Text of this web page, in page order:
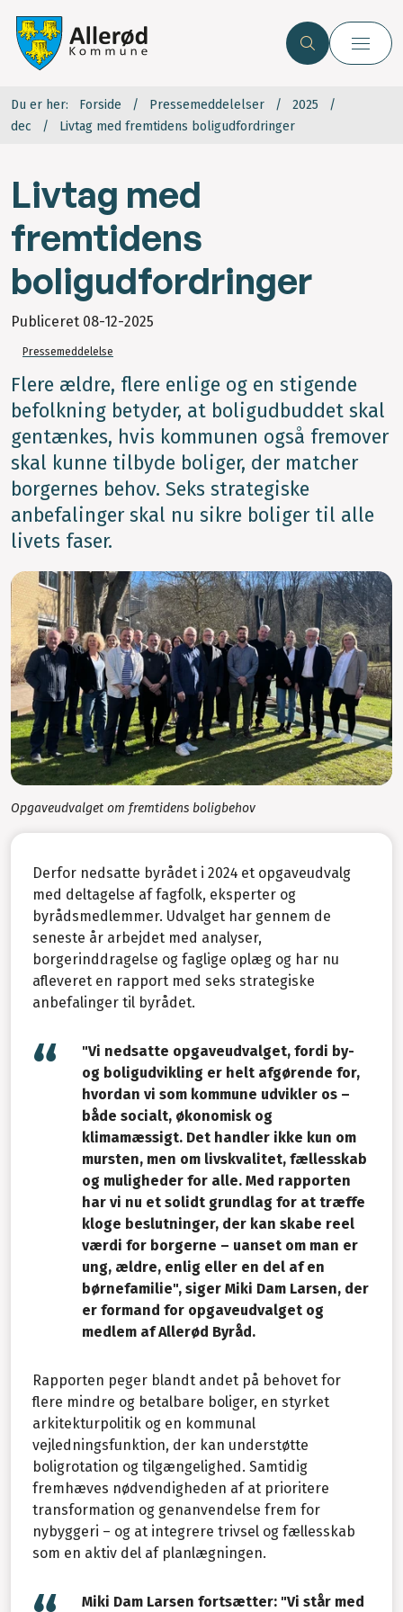
Du er her: Forside Pressemeddelelser
2025
dec
Livtag med fremtidens boligudfordringer
Livtag med
fremtidens
boligudfordringer
Publiceret 08-12-2025
Pressemeddelelse
Flere ældre, flere enlige og en stigende
befolkning betyder, at boligudbuddet skal
gentænkes, hvis kommunen også fremover
skal kunne tilbyde boliger, der matcher
borgernes behov. Seks strategiske
anbefalinger skal nu sikre boliger til alle
livets faser.
Opgaveudvalget om fremtidens boligbehov
Derfor nedsatte byrådet i 2024 et opgaveudvalg
med deltagelse af fagfolk, eksperter og
byrådsmedlemmer. Udvalget har gennem de
seneste år arbejdet med analyser,
borgerinddragelse og faglige oplæg og har nu
afleveret en rapport med seks strategiske
anbefalinger til byrådet.
"Vi nedsatte opgaveudvalget, fordi by-
og boligudvikling er helt afgørende for,
hvordan vi som kommune udvikler os –
både socialt, økonomisk og
klimamæssigt. Det handler ikke kun om
mursten, men om livskvalitet, fællesskab
og muligheder for alle. Med rapporten
har vi nu et solidt grundlag for at træffe
kloge beslutninger, der kan skabe reel
værdi for borgerne – uanset om man er
ung, ældre, enlig eller en del af en
børnefamilie", siger Miki Dam Larsen, der
er formand for opgaveudvalget og
medlem af Allerød Byråd.
Rapporten peger blandt andet på behovet for
flere mindre og betalbare boliger, en styrket
arkitekturpolitik og en kommunal
vejledningsfunktion, der kan understøtte
boligrotation og tilgængelighed. Samtidig
fremhæves nødvendigheden af at prioritere
transformation og genanvendelse frem for
nybyggeri – og at integrere trivsel og fællesskab
som en aktiv del af planlægningen.
Miki Dam Larsen fortsætter: "Vi står med